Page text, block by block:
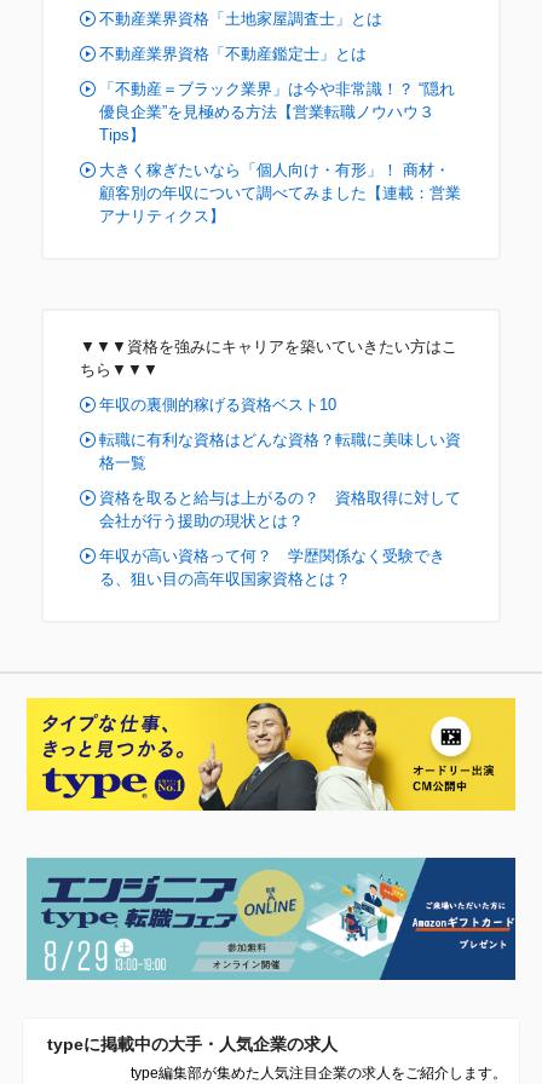
不動産業界資格「土地家屋調査士」とは
不動産業界資格「不動産鑑定士」とは
「不動産＝ブラック業界」は今や非常識！？ “隠れ
優良企業”を見極める方法【営業転職ノウハウ３
Tips】
大きく稼ぎたいなら「個人向け・有形」！ 商材・
顧客別の年収について調べてみました【連載：営業
アナリティクス】
▼▼▼資格を強みにキャリアを築いていきたい方はこ
ちら▼▼▼
年収の裏側的稼げる資格ベスト10
転職に有利な資格はどんな資格？転職に美味しい資
格一覧
資格を取ると給与は上がるの？ 資格取得に対して
会社が行う援助の現状とは？
年収が高い資格って何？ 学歴関係なく受験でき
る、狙い目の高年収国家資格とは？
typeに掲載中の大手・人気企業の求人
type編集部が集めた人気注目企業の求人をご紹介します。